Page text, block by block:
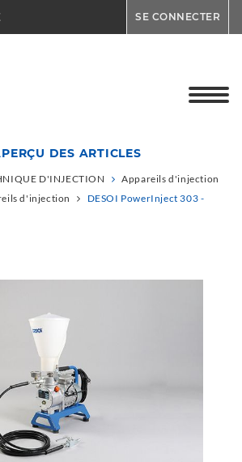
SE CONNECTER
DES ARTICLES
D'INJECTION
Appareils d'injection
d'injection
DESOI PowerInject 303 -